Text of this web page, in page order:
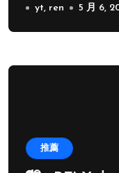
yt, ren 5 月 6,
推薦